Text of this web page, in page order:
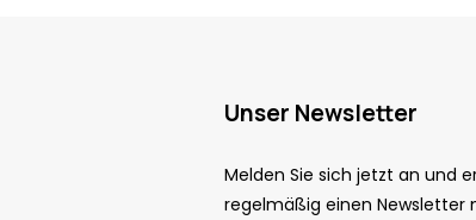
Unser Newsletter
Melden Sie sich jetzt an und
regelmäßig einen Newsletter